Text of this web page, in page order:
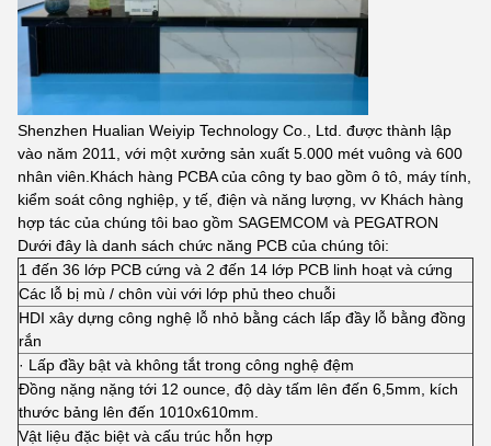
Shenzhen Hualian Weiyip Technology Co., Ltd. được thành lập
vào năm 2011, với một xưởng sản xuất 5.000 mét vuông và 600
nhân viên.Khách hàng PCBA của công ty bao gồm ô tô, máy tính,
kiểm soát công nghiệp, y tế, điện và năng lượng, vv Khách hàng
hợp tác của chúng tôi bao gồm SAGEMCOM và PEGATRON
Dưới đây là danh sách chức năng PCB của chúng tôi:
1 đến 36 lớp PCB cứng và 2 đến 14 lớp PCB linh hoạt và cứng
Các lỗ bị mù / chôn vùi với lớp phủ theo chuỗi
HDI xây dựng công nghệ lỗ nhỏ bằng cách lấp đầy lỗ bằng đồng
rắn
· Lấp đầy bật và không tắt trong công nghệ đệm
Đồng nặng nặng tới 12 ounce, độ dày tấm lên đến 6,5mm, kích
thước bảng lên đến 1010x610mm.
Vật liệu đặc biệt và cấu trúc hỗn hợp